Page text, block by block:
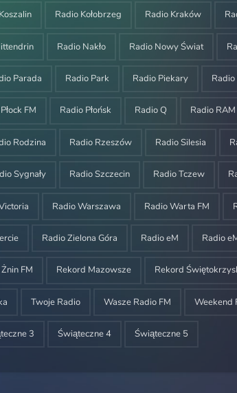
Radio Kołobrzeg Radio Kraków
Radio Nakło Radio Nowy Świat
Parada Radio Park Radio Piekary Radio
FM Radio Płońsk Radio Q Radio RAM
Rodzina Radio Rzeszów Radio Silesia
Sygnały Radio Szczecin Radio Tczew
Radio Warszawa Radio Warta FM
Radio Zielona Góra Radio eM Radio
FM Rekord Mazowsze Rekord
Twoje Radio Wasze Radio FM Weekend
3 Świąteczne 4 Świąteczne 5